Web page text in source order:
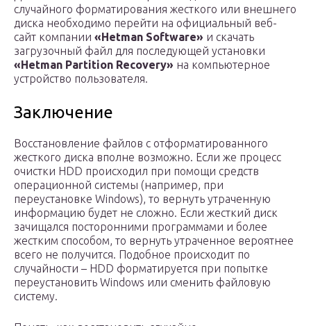
случайного форматирования жесткого или внешнего
диска необходимо перейти на официальный веб-
сайт компании «Hetman Software» и скачать
загрузочный файл для последующей установки
«Hetman Partition Recovery» на компьютерное
устройство пользователя.
Заключение
Восстановление файлов с отформатированного
жесткого диска вполне возможно. Если же процесс
очистки HDD происходил при помощи средств
операционной системы (например, при
переустановке Windows), то вернуть утраченную
информацию будет не сложно. Если жесткий диск
зачищался посторонними программами и более
жестким способом, то вернуть утраченное вероятнее
всего не получится. Подобное происходит по
случайности – HDD форматируется при попытке
переустановить Windows или сменить файловую
систему.